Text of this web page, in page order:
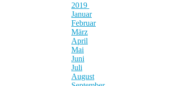
2019
Januar
Februar
März
April
Mai
Juni
Juli
August